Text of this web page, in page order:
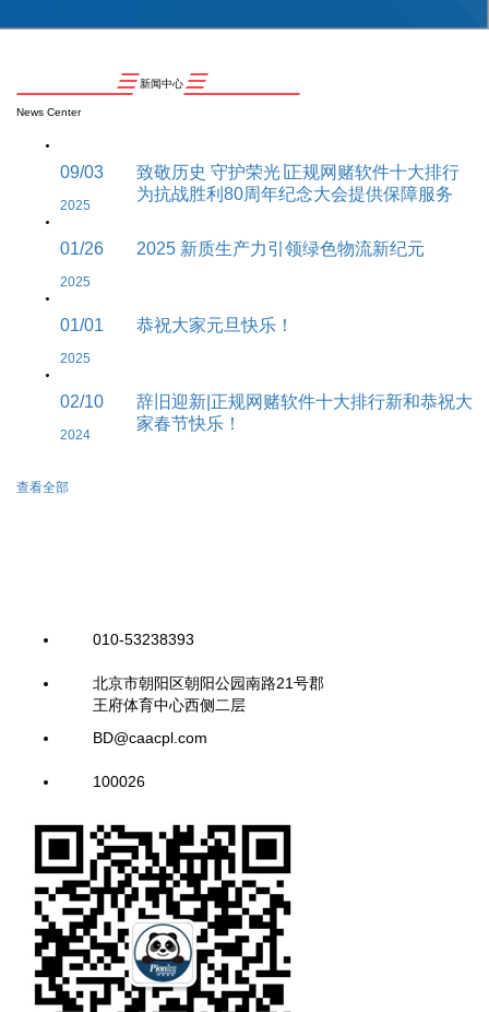
新闻中心
News Center
09/03
2025
致敬历史 守护荣光∣正规网赌软件十大排行
为抗战胜利80周年纪念大会提供保障服务
01/26
2025
2025 新质生产力引领绿色物流新纪元
01/01
2025
恭祝大家元旦快乐！
02/10
2024
辞旧迎新|正规网赌软件十大排行新和恭祝大
家春节快乐！
查看全部
010-53238393
北京市朝阳区朝阳公园南路21号郡
王府体育中心西侧二层
BD@caacpl.com
100026